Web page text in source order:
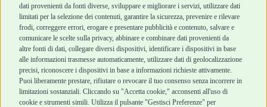
dati provenienti da fonti diverse, sviluppare e migliorare i servizi, utilizzare dati
limitati per la selezione dei contenuti, garantire la sicurezza, prevenire e rilevare
frodi, correggere errori, erogare e presentare pubblicità e contenuto, salvare e
comunicare le scelte sulla privacy, abbinare e combinare dati provenienti da
altre fonti di dati, collegare diversi dispositivi, identificare i dispositivi in base
alle informazioni trasmesse automaticamente, utilizzare dati di geolocalizzazione
precisi, riconoscere i dispositivi in base a informazioni richieste attivamente.
Puoi liberamente prestare, rifiutare o revocare il tuo consenso senza incorrere in
limitazioni sostanziali. Cliccando su "Accetta cookie," acconsenti all'uso di
cookie e strumenti simili. Utilizza il pulsante "Gestisci Preferenze" per
Blog
Assistenza Robinson
Pet Shop
Offerte
Promozioni
Recensioni Feedaty
Metodi di
pagamento
Recesso e Reso
Spedizioni